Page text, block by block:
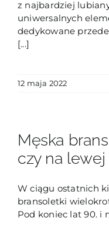
z najbardziej
uniwersalnych
dedykowane
[...]
12 maja 2022
Męska
czy na lewej
W ciągu ostatnich
bransoletki
Pod koniec lat 90. i